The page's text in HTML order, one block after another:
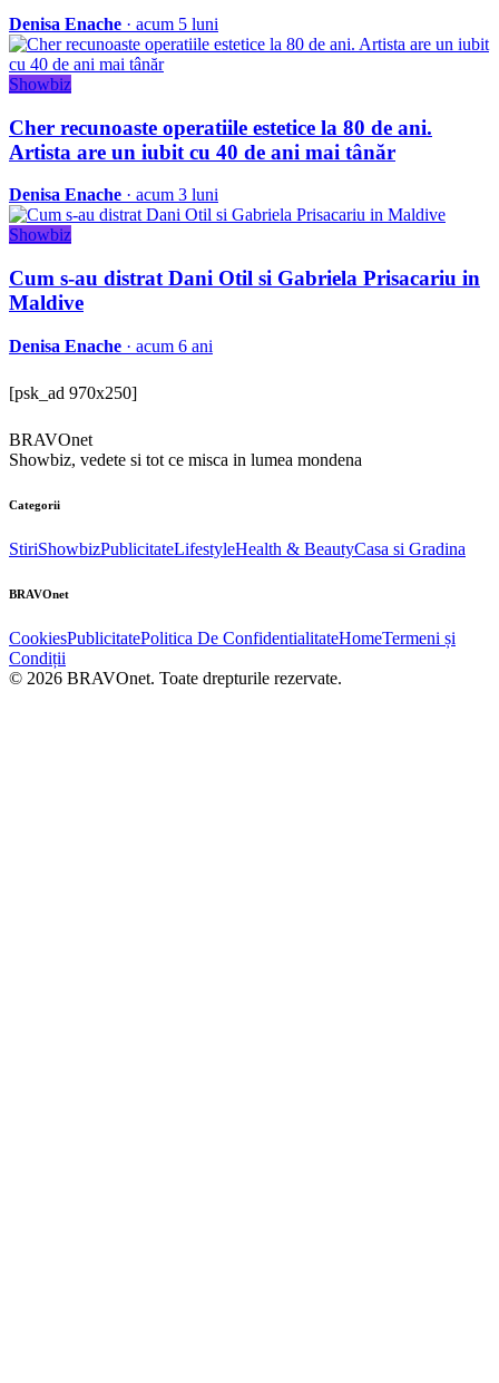
Denisa Enache · acum 5 luni
Showbiz
Cher recunoaste operatiile estetice la 80 de ani.
Artista are un iubit cu 40 de ani mai tânăr
Denisa Enache · acum 3 luni
Showbiz
Cum s-au distrat Dani Otil si Gabriela Prisacariu in
Maldive
Denisa Enache · acum 6 ani
[psk_ad 970x250]
BRAVOnet
Showbiz, vedete si tot ce misca in lumea mondena
Categorii
StiriShowbizPublicitateLifestyleHealth & BeautyCasa si Gradina
BRAVOnet
CookiesPublicitatePolitica De ConfidentialitateHomeTermeni și
Condiții
© 2026 BRAVOnet. Toate drepturile rezervate.